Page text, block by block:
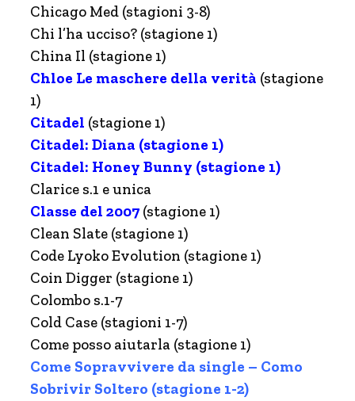
Chicago Med (stagioni 3-8)
Chi l’ha ucciso? (stagione 1)
China Il (stagione 1)
Chloe Le maschere della verità (stagione
1)
Citadel (stagione 1)
Citadel: Diana (stagione 1)
Citadel: Honey Bunny (stagione 1)
Clarice s.1 e unica
Classe del 2007 (stagione 1)
Clean Slate (stagione 1)
Code Lyoko Evolution (stagione 1)
Coin Digger (stagione 1)
Colombo s.1-7
Cold Case (stagioni 1-7)
Come posso aiutarla (stagione 1)
Come Sopravvivere da single – Como
Sobrivir Soltero (stagione 1-2)